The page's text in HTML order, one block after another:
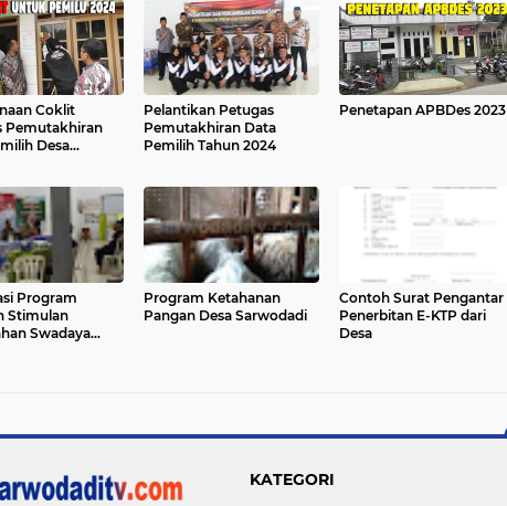
Coklit
Pemutakhiran
Desa
Pelantikan Petugas
Pemutakhiran Data
Pemilih Tahun 2024
Penetapan APBDes 2023
Program
Stimulan
Swadaya
Program Ketahanan
Pangan Desa Sarwodadi
Contoh Surat Pengantar
Penerbitan E-KTP dari
Desa
KATEGORI